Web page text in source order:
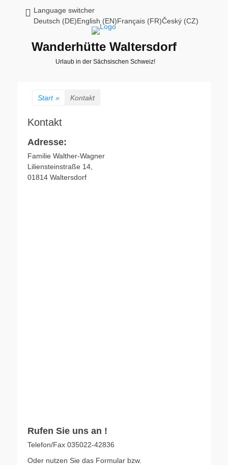
Language switcher
Deutsch (DE)English (EN)Français (FR)Český (CZ)
Wanderhütte Waltersdorf
Urlaub in der Sächsischen Schweiz!
Start » Kontakt
Kontakt
Adresse:
Familie Walther-Wagner
Liliensteinstraße 14,
01814 Waltersdorf
Rufen Sie uns an !
Telefon/Fax 035022-42836
Oder nutzen Sie das Formular bzw.